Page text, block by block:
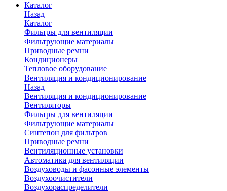
Каталог
Назад
Каталог
Фильтры для вентиляции
Фильтрующие материалы
Приводные ремни
Кондиционеры
Тепловое оборудование
Вентиляция и кондиционирование
Назад
Вентиляция и кондиционирование
Вентиляторы
Фильтры для вентиляции
Фильтрующие материалы
Синтепон для фильтров
Приводные ремни
Вентиляционные установки
Автоматика для вентиляции
Воздуховоды и фасонные элементы
Воздухоочистители
Воздухораспределители